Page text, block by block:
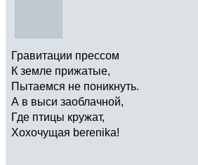
Гравитации прессом
К земле прижатые,
Пытаемся не поникнуть.
А в выси заоблачной,
Где птицы кружат,
Хохочущая berenika!